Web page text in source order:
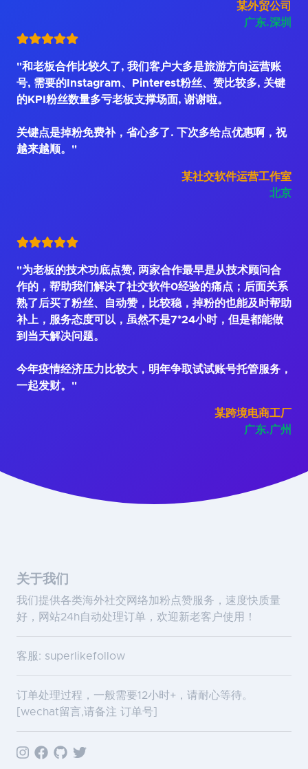
某外贸公司
广东.深圳
"和老板合作比较久了, 我们客户大多是旅游方向运营账
号, 需要的Instagram、Pinterest粉丝、赞比较多, 关键
的KPI粉丝数量多亏老板支撑场面, 谢谢啦。
关键点是掉粉免费补，省心多了. 下次多给点优惠啊，祝
越来越顺。"
某社交软件运营工作室
北京
"为老板的技术功底点赞, 两家合作最早是从技术顾问合
作的，帮助我们解决了社交软件0经验的痛点；后面关系
熟了后买了粉丝、自动赞，比较稳，掉粉的也能及时帮助
补上，服务态度可以，虽然不是7*24小时，但是都能做
到当天解决问题。
今年疫情经济压力比较大，明年争取试试账号托管服务，
一起发财。"
某跨境电商工厂
广东.广州
关于我们
我们提供各类海外社交网络加粉点赞服务，速度快质量
好，网站24h自动处理订单，欢迎新老客户使用！
客服: superlikefollow
订单处理过程，一般需要12小时+，请耐心等待。
[wechat留言,请备注 订单号]